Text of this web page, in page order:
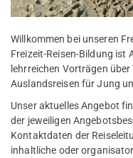
Willkommen bei unseren
Freizeit-Reisen-Bildung ist
lehrreichen Vorträgen
Auslandsreisen für Jung
Unser aktuelles Angebot
der jeweiligen
Kontaktdaten der
inhaltliche oder
Sportangebote
Angebote mobile
Angebote SportWelt
mobile
Kinder & Jugendliche
Erwachsene
Fitnessstudio